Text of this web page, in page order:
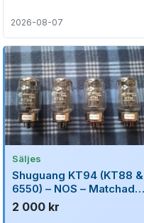
2026-08-07
Säljes
Shuguang KT94 (KT88 &
6550) – NOS – Matchad
kvartett – Testar mycket
starkt
2 000 kr